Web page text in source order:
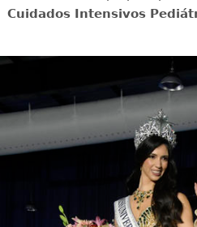
Cuidados Intensivos